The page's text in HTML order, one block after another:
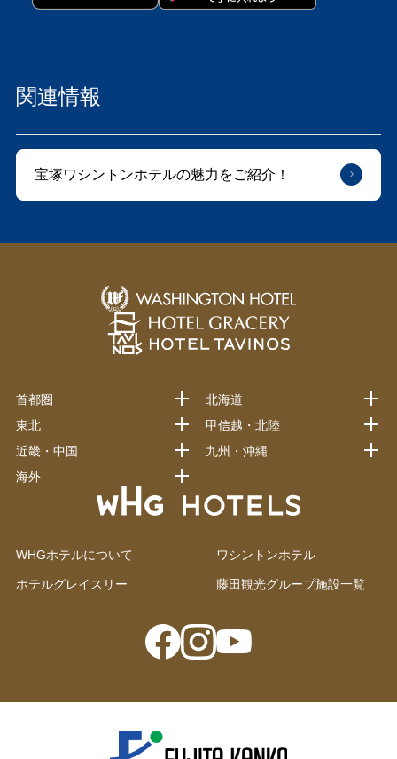
関連情報
宝塚ワシントンホテルの魅力をご紹介！
WHGホテルについて ワシントンホテル
ホテルグレイスリー 藤田観光グループ施設一覧
首都圏
北海道
東北
甲信越・北陸
近畿・中国
九州・沖縄
海外